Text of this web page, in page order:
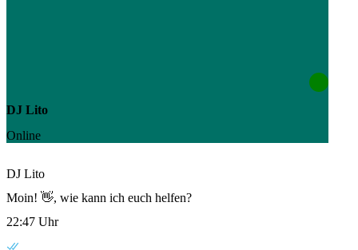
DJ Lito
Online
DJ Lito
Moin! 👋, wie kann ich euch helfen?
22:47 Uhr